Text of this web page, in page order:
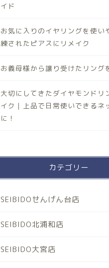
イド
お気に入りのイヤリングを使い
練されたピアスにリメイク
お義母様から譲り受けたリング
大切にしてきたダイヤモンドリ
イク｜上品で日常使いできるネ
に！
カテゴリー
SEIBIDOせんげん台店
SEIBIDO北浦和店
SEIBIDO大宮店